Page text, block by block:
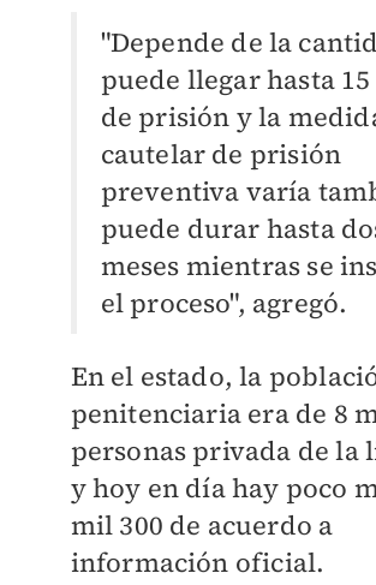
"Depende de la
puede llegar hasta
de prisión y la
cautelar de prisión
preventiva varía
puede durar hasta
meses mientras se
el proceso", agregó.
En el estado, la
penitenciaria era de 8
personas privada de la
y hoy en día hay poco
mil 300 de acuerdo a
información oficial.